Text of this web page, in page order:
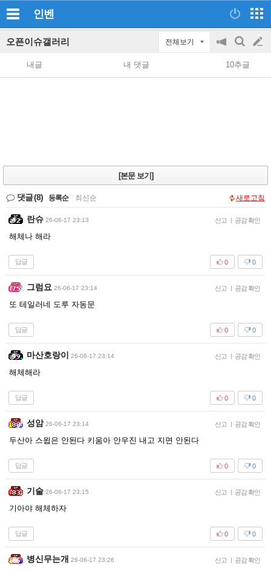
인벤
오픈이슈갤러리 전체보기
공
지
on/off
검
색
글
쓰
내글 내 댓글 10추글
[본문 보기]
댓글(8) 등록순 최신순 새로고침
란슈 26-06-17 23:13 신고 | 공감 확인
해체나 해라
답글 0
0
그럼요 26-06-17 23:14 신고 | 공감 확인
또 테일러네 도루 자동문
답글 0
0
마산호랑이 26-06-17 23:14 신고 | 공감 확인
해체해라
답글 0
0
성암 26-06-17 23:14 신고 | 공감 확인
두산아 스윕은 안된다 키움아 안우진 내고 지면 안된다
답글 0
0
기술 26-06-17 23:15 신고 | 공감 확인
기아야 해체하자
답글 0
0
병신무는개 26-06-17 23:26 신고 | 공감 확인